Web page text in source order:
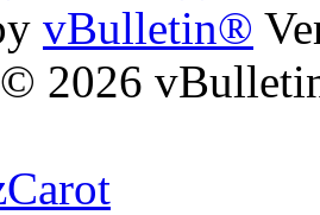
vBulletin®
2026